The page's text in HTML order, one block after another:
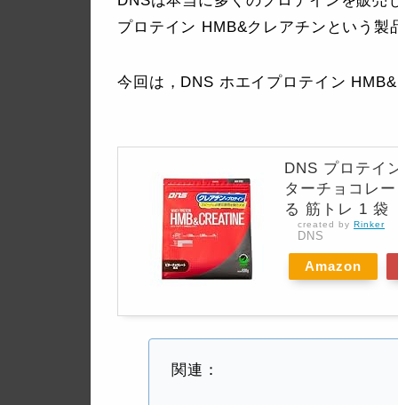
プロテイン HMB&クレアチンという製
今回は，DNS ホエイプロテイン
DNS プロテイ
ターチョコレ
る 筋トレ 1 袋
created by Rinker
DNS
Amazon
関連：